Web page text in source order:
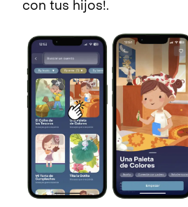
con tus hijos!.